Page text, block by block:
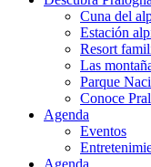
Cuna del
Estación
Resort
Las
Parque
Conoce
Agenda
Eventos
Agenda